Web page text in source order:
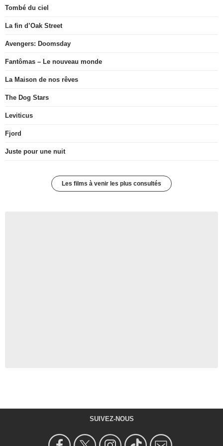
Tombé du ciel
La fin d’Oak Street
Avengers: Doomsday
Fantômas – Le nouveau monde
La Maison de nos rêves
The Dog Stars
Leviticus
Fjord
Juste pour une nuit
Les films à venir les plus consultés
SUIVEZ-NOUS